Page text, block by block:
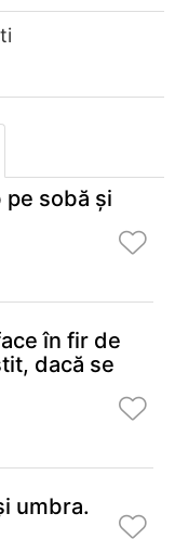
sobă şi
în fir de
dacă se
umbra.